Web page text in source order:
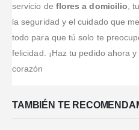
servicio de flores a domicilio , tu
la seguridad y el cuidado que
todo para que tú solo te
felicidad. ¡Haz tu pedido ahora
corazón
TAMBIÉN TE